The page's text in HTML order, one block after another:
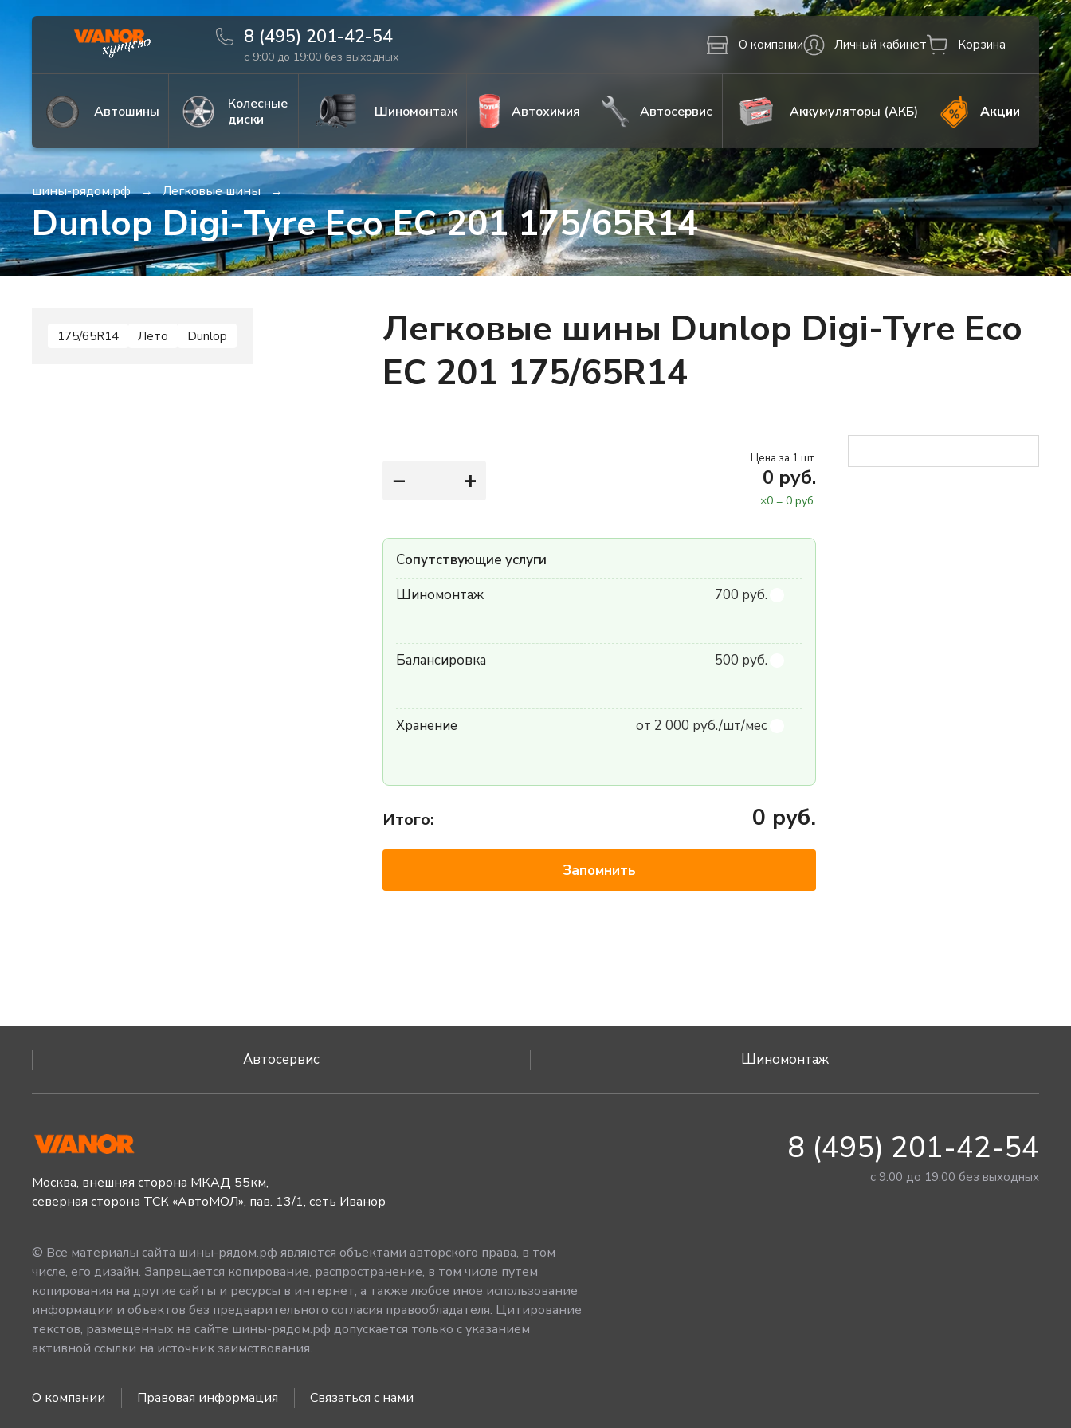
8 (495) 201-42-54
с 9:00 до 19:00 без выходных
О компании Личный кабинет Корзина
Автошины
Колесные
диски
Шиномонтаж Автохимия Автосервис Аккумуляторы (АКБ) Акции
шины-рядом.рф Легковые шины
Dunlop Digi-Tyre Eco EC 201 175/65R14
175/65R14 Лето Dunlop
Легковые шины Dunlop Digi-Tyre Eco
EC 201 175/65R14
− +
Цена за 1 шт.
0 руб.
×0 = 0 руб.
Сопутствующие услуги
Шиномонтаж
700 руб.
Балансировка 500 руб.
Хранение от 2 000 руб./шт/мес
Итого: 0 руб.
Запомнить
Автосервис Шиномонтаж
Москва, внешняя сторона МКАД 55км,
северная сторона ТСК «АвтоМОЛ», пав. 13/1, сеть Иванор
8 (495) 201-42-54
с 9:00 до 19:00 без выходных
© Все материалы сайта шины-рядом.рф являются объектами авторского права, в том
числе, его дизайн. Запрещается копирование, распространение, в том числе путем
копирования на другие сайты и ресурсы в интернет, а также любое иное использование
информации и объектов без предварительного согласия правообладателя. Цитирование
текстов, размещенных на сайте шины-рядом.рф допускается только с указанием
активной ссылки на источник заимствования.
О компании Правовая информация Связаться с нами
Информация Фото товара